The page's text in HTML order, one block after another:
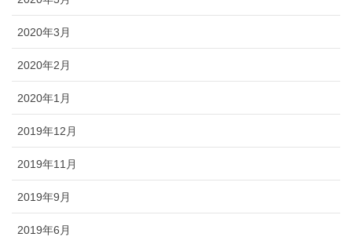
2020年3月
2020年2月
2020年1月
2019年12月
2019年11月
2019年9月
2019年6月